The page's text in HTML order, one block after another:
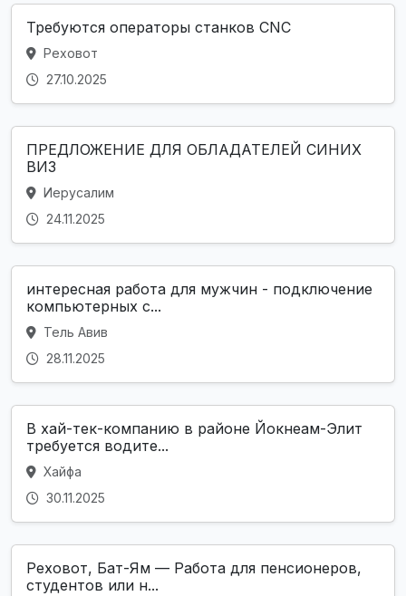
Требуются операторы станков CNC
Реховот
27.10.2025
ПРЕДЛОЖЕНИЕ ДЛЯ ОБЛАДАТЕЛЕЙ СИНИХ
ВИЗ
Иерусалим
24.11.2025
интересная работа для мужчин - подключение
компьютерных с...
Тель Авив
28.11.2025
В хай-тек-компанию в районе Йокнеам-Элит
требуется водите...
Хайфа
30.11.2025
Реховот, Бат-Ям — Работа для пенсионеров,
студентов или н...